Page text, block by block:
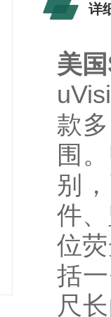
详
美
款
围
别
件
位
括
尺